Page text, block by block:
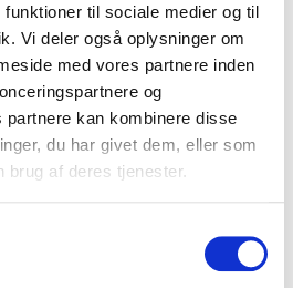
til sociale medier og til
Vi deler også oplysninger om
med vores partnere inden
og
partnere kan kombinere disse
du har givet dem, eller som
brug af deres tjenester.
kan fremhæves her med sine
konflikter og
og livet i
Dette tema fokuserer på
og de menneskelige